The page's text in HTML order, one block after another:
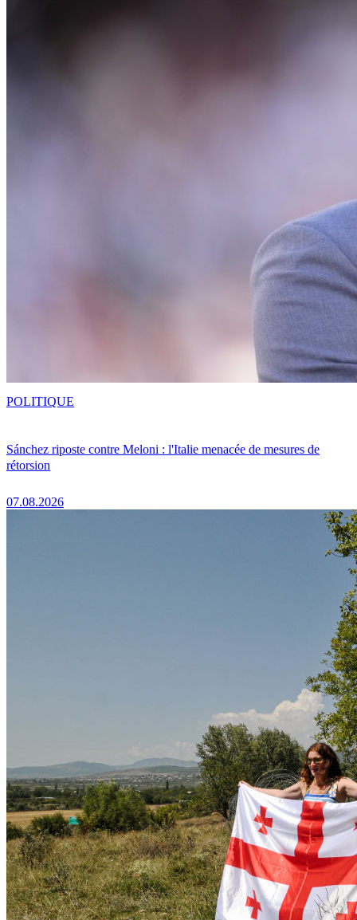
Sánchez riposte contre Meloni : l'Italie menacée de mesures de
rétorsion
07.08.2026
POLITIQUE